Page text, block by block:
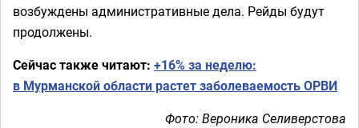
возбуждены административные дела. Рейды будут
продолжены.
Сейчас также читают: +16% за неделю:
в Мурманской области растет заболеваемость ОРВИ
Фото: Вероника Селиверстова